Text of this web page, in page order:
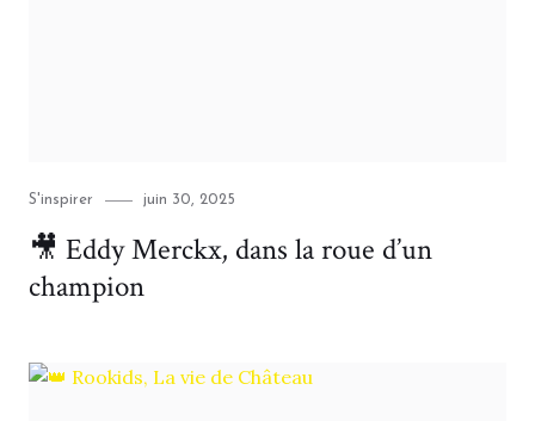
Category
S'inspirer
Posted
juin 30, 2025
🎥 Eddy Merckx, dans la roue d’un
champion